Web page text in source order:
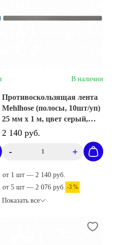
В наличии
Противоскользящая лента
Mehlhose (полосы, 10шт/уп)
25 мм х 1 м, цвет серый,
M1AV100252
2 140 руб.
- +
от 1 шт — 2 140 руб.
от 5 шт — 2 076 руб. -3 %
Показать все